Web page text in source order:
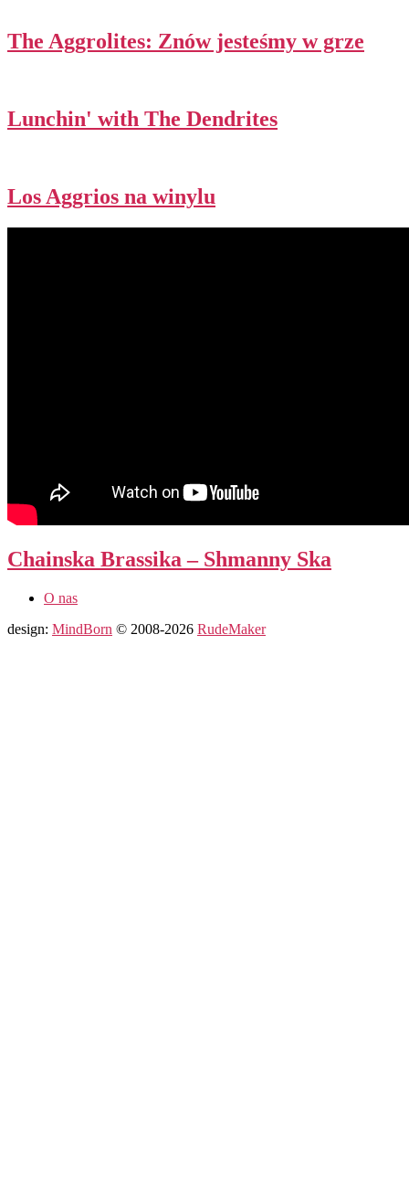
The Aggrolites: Znów jesteśmy w grze
Lunchin' with The Dendrites
Los Aggrios na winylu
Chainska Brassika – Shmanny Ska
O nas
design: MindBorn © 2008-2026 RudeMaker